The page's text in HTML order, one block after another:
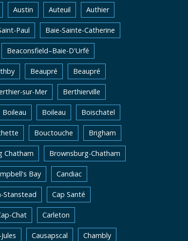
Austin Auteuil Authier
Paul Baie-Sainte-Catherine
Beaconsfield–Baie-D'Urfé
Beaupré Beaupré
sur-Mer Berthierville
Boileau Boileau Boischatel
Bouctouche Brigham
Chatham Brownsburg-Chatham
Bay Candiac
Stanstead Cap Santé
Chat Carleton
Causapscal Chambly